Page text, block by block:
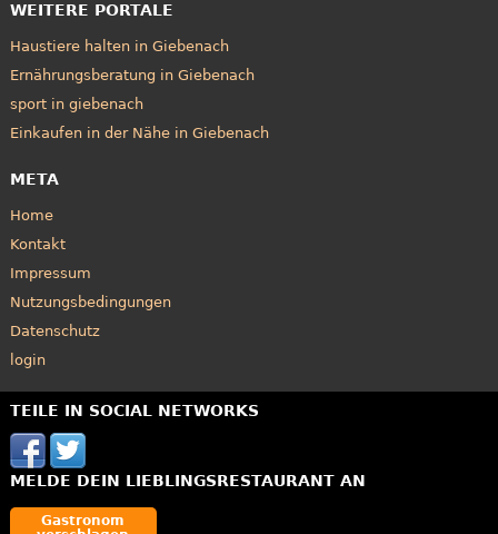
WEITERE PORTALE
Haustiere halten in Giebenach
Ernährungsberatung in Giebenach
sport in giebenach
Einkaufen in der Nähe in Giebenach
META
Home
Kontakt
Impressum
Nutzungsbedingungen
Datenschutz
login
TEILE IN SOCIAL NETWORKS
MELDE DEIN LIEBLINGSRESTAURANT AN
Gastronom